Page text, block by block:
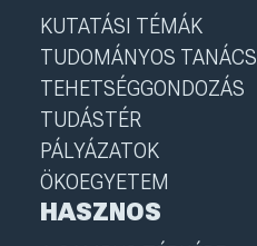
KUTATÁSI TÉMÁK
TUDOMÁNYOS TANÁCS
TEHETSÉGGONDOZÁS
TUDÁSTÉR
PÁLYÁZATOK
ÖKOEGYETEM
HASZNOS